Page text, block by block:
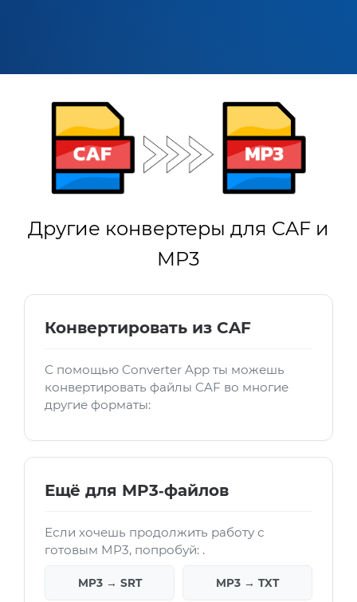
Другие конвертеры для CAF и
MP3
Конвертировать из CAF
С помощью Converter App ты можешь
конвертировать файлы CAF во многие
другие форматы:
Ещё для MP3‑файлов
Если хочешь продолжить работу с
готовым MP3, попробуй: .
MP3 → SRT MP3 → TXT